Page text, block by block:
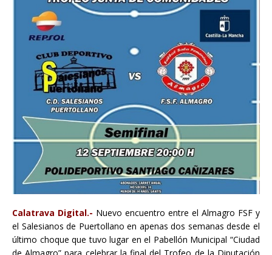
Calatrava Digital.- Nuevo encuentro entre el Almagro FSF y
el Salesianos de Puertollano en apenas dos semanas desde el
último choque que tuvo lugar en el Pabellón Municipal “Ciudad
de Almagro” para celebrar la final del Trofeo de la Diputación